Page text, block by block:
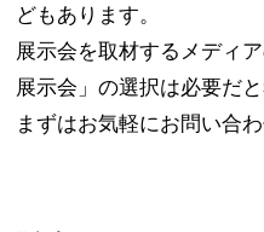
どもあります。
展示会を取材するメディ
展示会」の選択は必要だと
まずはお気軽にお問い合わ